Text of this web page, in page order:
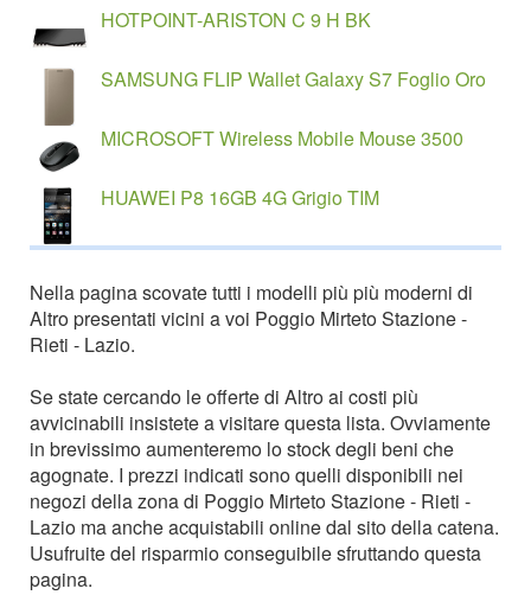
HOTPOINT-ARISTON C 9 H BK
SAMSUNG FLIP Wallet Galaxy S7 Foglio Oro
MICROSOFT Wireless Mobile Mouse 3500
HUAWEI P8 16GB 4G Grigio TIM
Nella pagina scovate tutti i modelli più più moderni di
Altro presentati vicini a voi Poggio Mirteto Stazione -
Rieti - Lazio.
Se state cercando le offerte di Altro ai costi più
avvicinabili insistete a visitare questa lista. Ovviamente
in brevissimo aumenteremo lo stock degli beni che
agognate. I prezzi indicati sono quelli disponibili nei
negozi della zona di Poggio Mirteto Stazione - Rieti -
Lazio ma anche acquistabili online dal sito della catena.
Usufruite del risparmio conseguibile sfruttando questa
pagina.